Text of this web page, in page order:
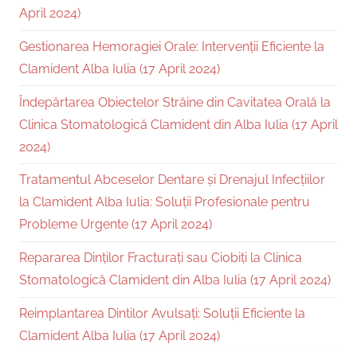
April 2024)
Gestionarea Hemoragiei Orale: Intervenții Eficiente la
Clamident Alba Iulia (17 April 2024)
Îndepărtarea Obiectelor Străine din Cavitatea Orală la
Clinica Stomatologică Clamident din Alba Iulia (17 April
2024)
Tratamentul Abceselor Dentare și Drenajul Infecțiilor
la Clamident Alba Iulia: Soluții Profesionale pentru
Probleme Urgente (17 April 2024)
Repararea Dinților Fracturați sau Ciobiți la Clinica
Stomatologică Clamident din Alba Iulia (17 April 2024)
Reimplantarea Dintilor Avulsați: Soluții Eficiente la
Clamident Alba Iulia (17 April 2024)